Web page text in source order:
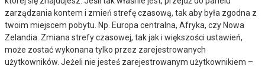
zarządzania kontem i zmień strefę czasową, tak aby była zgodna z
twoim miejscem pobytu. Np. Europa centralna, Afryka, czy Nowa
Zelandia. Zmiana strefy czasowej, tak jak i większości ustawień,
może zostać wykonana tylko przez zarejestrowanych
użytkowników. Jeżeli nie jesteś zarejestrowanym użytkownikiem –